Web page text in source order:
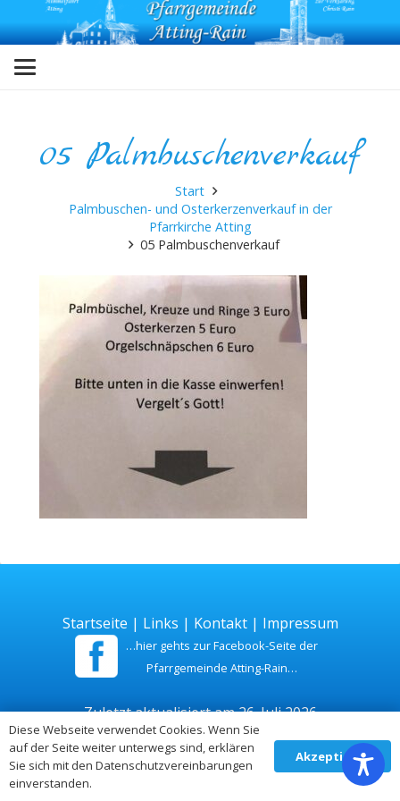
05 Palmbuschenverkauf
Start
Palmbuschen- und Osterkerzenverkauf in der
Pfarrkirche Atting
05 Palmbuschenverkauf
Startseite | Links | Kontakt| Impressum
…hier gehts zur Facebook-Seite der
Pfarrgemeinde Atting-Rain…
Zuletzt aktualisiert am 26. Juli 2026
Diese Webseite verwendet Cookies. Wenn Sie
auf der Seite weiter unterwegs sind, erklären
Sie sich mit den Datenschutzvereinbarungen
einverstanden.
Akzeptieren